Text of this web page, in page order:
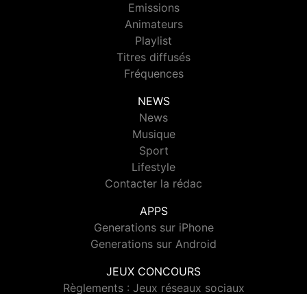
Emissions
Animateurs
Playlist
Titres diffusés
Fréquences
NEWS
News
Musique
Sport
Lifestyle
Contacter la rédac
APPS
Generations sur iPhone
Generations sur Android
JEUX CONCOURS
Règlements : Jeux réseaux sociaux